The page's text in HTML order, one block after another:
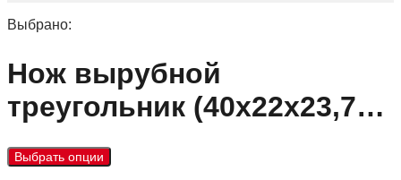
Выбрано:
Нож вырубной
треугольник (40х22х23,7…
Выбрать опции